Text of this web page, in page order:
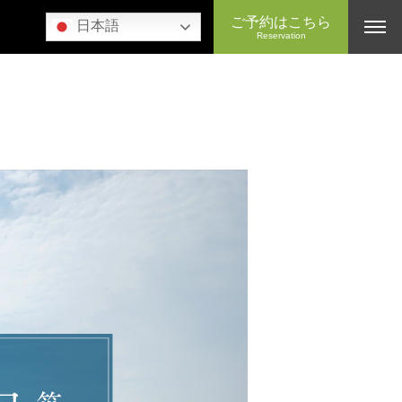
日本語 ご予約はこちら
Reservation